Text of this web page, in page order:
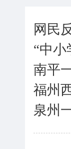
网民
“中小
南平
福州
泉州